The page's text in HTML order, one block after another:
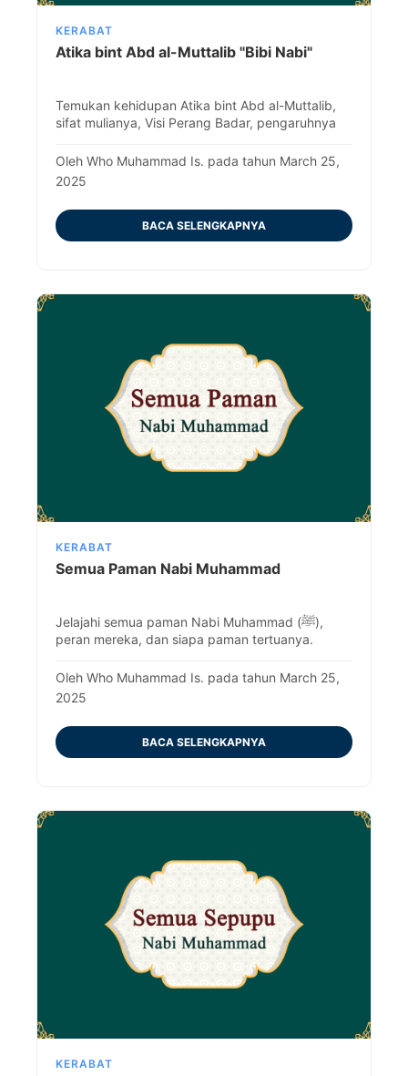
KERABAT
Atika bint Abd al-Muttalib "Bibi Nabi"
Temukan kehidupan Atika bint Abd al-Muttalib,
sifat mulianya, Visi Perang Badar, pengaruhnya
Oleh Who Muhammad Is. pada tahun March 25,
2025
BACA SELENGKAPNYA
KERABAT
Semua Paman Nabi Muhammad
Jelajahi semua paman Nabi Muhammad (ﷺ),
peran mereka, dan siapa paman tertuanya.
kontribusi mereka dalam sejarah.
Oleh Who Muhammad Is. pada tahun March 25,
2025
BACA SELENGKAPNYA
KERABAT